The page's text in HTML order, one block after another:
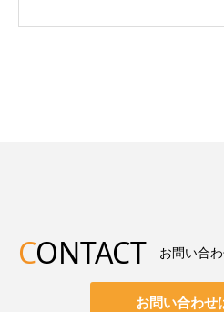
CONTACT お問い合
お問い合わせ